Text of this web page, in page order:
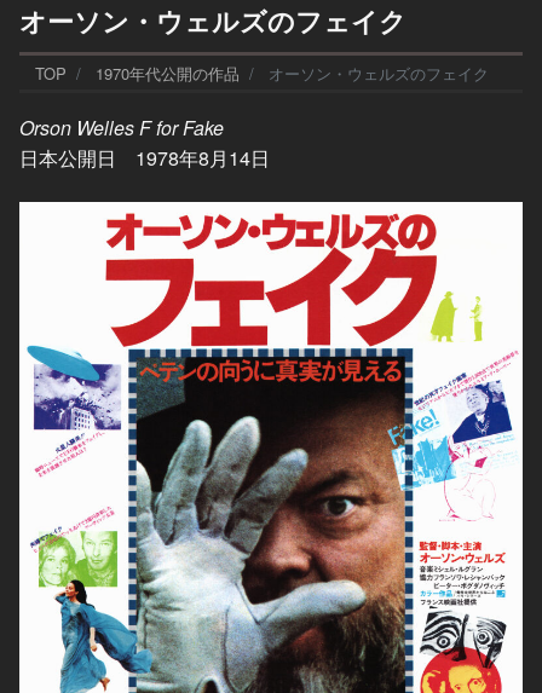
オーソン・ウェルズのフェイク
TOP 1970年代公開の作品 オーソン・ウェルズのフェイク
Orson Welles F for Fake
日本公開日 1978年8月14日